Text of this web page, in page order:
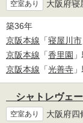
空室あり 大阪府寝
築36年
京阪本線 「寝屋川市
京阪本線 「香里園
京阪本線 「光善寺
シャトレヴェ
空室あり 大阪府四